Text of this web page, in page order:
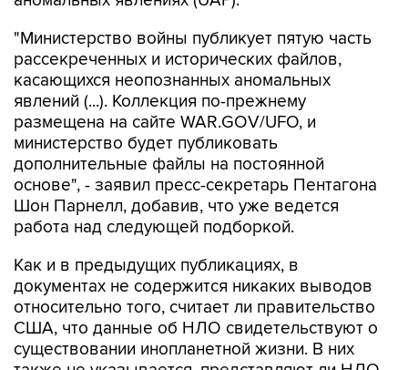
"Министерство войны публикует пятую часть
рассекреченных и исторических файлов,
касающихся неопознанных аномальных
явлений (...). Коллекция по-прежнему
размещена на сайте WAR.GOV/UFO, и
министерство будет публиковать
дополнительные файлы на постоянной
основе", - заявил пресс-секретарь Пентагона
Шон Парнелл, добавив, что уже ведется
работа над следующей подборкой.
Как и в предыдущих публикациях, в
документах не содержится никаких выводов
относительно того, считает ли правительство
США, что данные об НЛО свидетельствуют о
существовании инопланетной жизни. В них